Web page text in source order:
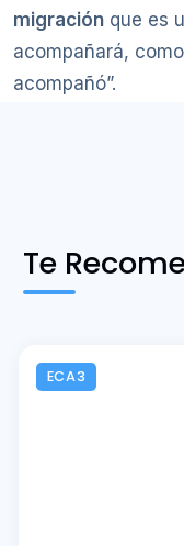
migración que es
acompañará,
acompañó”.
Te
ECA3